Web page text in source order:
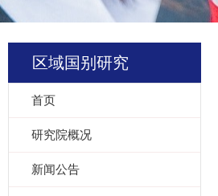
区域国别研究
首页
研究院概况
新闻公告